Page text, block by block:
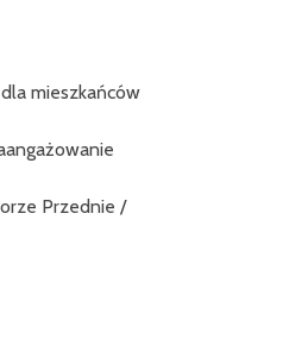
mieszkańców
Przednie /